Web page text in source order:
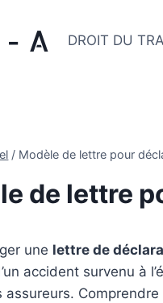
- A DROIT DU
/ Modèle de lettre pour
de lettre
une lettre de
accident survenu à
assureurs.